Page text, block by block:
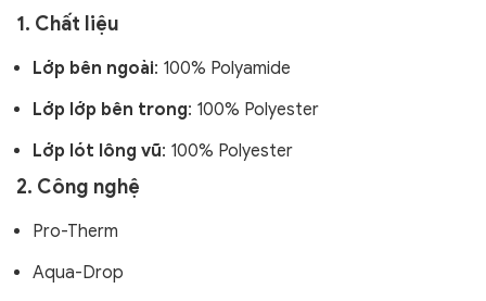
1. Chất liệu
Lớp bên ngoài: 100% Polyamide
Lớp lớp bên trong: 100% Polyester
Lớp lót lông vũ: 100% Polyester
2. Công nghệ
Pro-Therm
Aqua-Drop